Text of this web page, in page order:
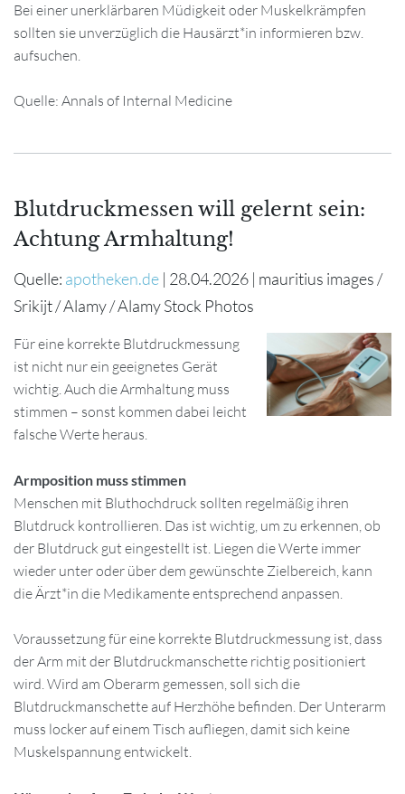
Bei einer unerklärbaren Müdigkeit oder Muskelkrämpfen
sollten sie unverzüglich die Hausärzt*in informieren bzw.
aufsuchen.
Quelle: Annals of Internal Medicine
Blutdruckmessen will gelernt sein:
Achtung Armhaltung!
Quelle: apotheken.de | 28.04.2026 | mauritius images /
Srikijt / Alamy / Alamy Stock Photos
Für eine korrekte Blutdruckmessung
ist nicht nur ein geeignetes Gerät
wichtig. Auch die Armhaltung muss
stimmen – sonst kommen dabei leicht
falsche Werte heraus.
Armposition muss stimmen
Menschen mit Bluthochdruck sollten regelmäßig ihren
Blutdruck kontrollieren. Das ist wichtig, um zu erkennen, ob
der Blutdruck gut eingestellt ist. Liegen die Werte immer
wieder unter oder über dem gewünschte Zielbereich, kann
die Ärzt*in die Medikamente entsprechend anpassen.
Voraussetzung für eine korrekte Blutdruckmessung ist, dass
der Arm mit der Blutdruckmanschette richtig positioniert
wird. Wird am Oberarm gemessen, soll sich die
Blutdruckmanschette auf Herzhöhe befinden. Der Unterarm
muss locker auf einem Tisch aufliegen, damit sich keine
Muskelspannung entwickelt.